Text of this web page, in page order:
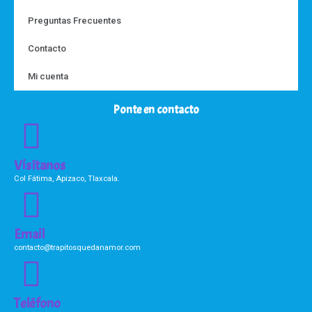
Preguntas Frecuentes
Contacto
Mi cuenta
Ponte en contacto
Visítanos
Col Fátima, Apizaco, Tlaxcala.
Email
contacto@trapitosquedanamor.com
Teléfono